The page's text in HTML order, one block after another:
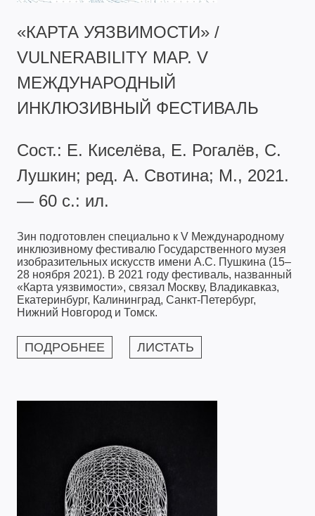
«КАРТА УЯЗВИМОСТИ» /
VULNERABILITY MAP. V
МЕЖДУНАРОДНЫЙ
ИНКЛЮЗИВНЫЙ ФЕСТИВАЛЬ
Сост.: Е. Киселёва, Е. Рогалёв, С.
Лушкин; ред. А. Свотина; М., 2021.
— 60 с.: ил.
Зин подготовлен специально к V Международному
инклюзивному фестивалю Государственного музея
изобразительных искусств имени А.С. Пушкина (15–
28 ноября 2021). В 2021 году фестиваль, названный
«Карта уязвимости», связал Москву, Владикавказ,
Екатеринбург, Калининград, Санкт-Петербург,
Нижний Новгород и Томск.
ПОДРОБНЕЕ ЛИСТАТЬ